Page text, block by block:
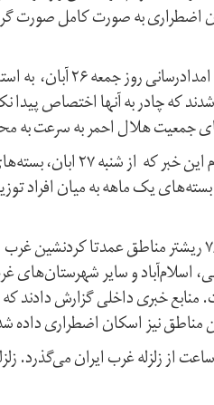
اضطراری به صورت کامل صورت
پیوندی که برای بازدید از
که چادر به آنها اختصاص پیدا
شد، گفت: از روز دوشنبه ۲۹ آبان، بسته‌های یک
شامگاه روز یکشنبه ۱۲ آبان زلزله‌ای به قدرت ۷/۳ ریشتر
اسلام‌آباد و ساير
خبری داخلی گزارش دادند
مناطق نیز اسکان اضطراری داده